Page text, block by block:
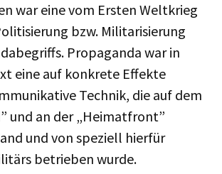
war eine vom Ersten Weltkrieg
bzw. Militarisierung
Propaganda war in
eine auf konkrete Effekte
Technik, die auf dem
und an der „Heimatfront”
und von speziell hierfür
betrieben wurde.